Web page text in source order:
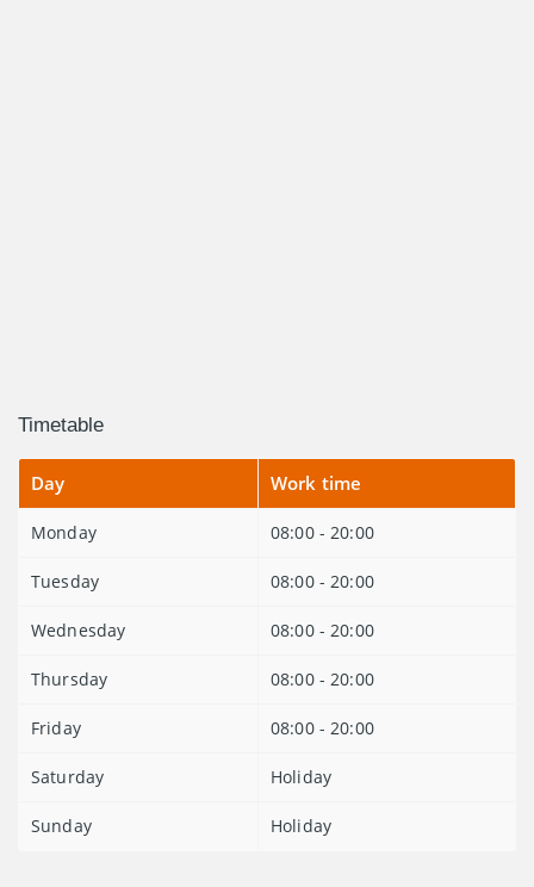
Timetable
Day Work time
Monday 08:00 - 20:00
Tuesday 08:00 - 20:00
Wednesday 08:00 - 20:00
Thursday 08:00 - 20:00
Friday 08:00 - 20:00
Saturday Holiday
Sunday Holiday